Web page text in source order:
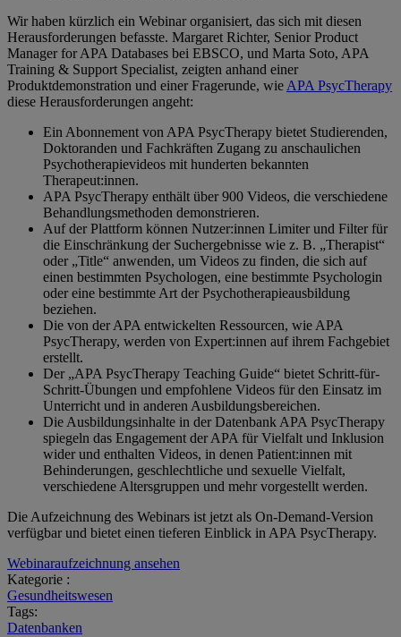
Wir haben kürzlich ein Webinar organisiert, das sich mit diesen
Herausforderungen befasste. Margaret Richter, Senior Product
Manager for APA Databases bei EBSCO, und Marta Soto, APA
Training & Support Specialist, zeigten anhand einer
Produktdemonstration und einer Fragerunde, wieAPA PsycTherapy
diese Herausforderungen angeht:
Ein Abonnement von APA PsycTherapy bietet Studierenden,
Doktoranden und Fachkräften Zugang zu anschaulichen
Psychotherapievideos mit hunderten bekannten
Therapeut:innen.
APA PsycTherapy enthält über 900 Videos, die verschiedene
Behandlungsmethoden demonstrieren.
Auf der Plattform können Nutzer:innen Limiter und Filter für
die Einschränkung der Suchergebnisse wie z. B. „Therapist“
oder „Title“ anwenden, um Videos zu finden, die sich auf
einen bestimmten Psychologen, eine bestimmte Psychologin
oder eine bestimmte Art der Psychotherapieausbildung
beziehen.
Die von der APA entwickelten Ressourcen, wie APA
PsycTherapy, werden von Expert:innen auf ihrem Fachgebiet
erstellt.
Der „APA PsycTherapy Teaching Guide“ bietet Schritt-für-
Schritt-Übungen und empfohlene Videos für den Einsatz im
Unterricht und in anderen Ausbildungsbereichen.
Die Ausbildungsinhalte in der Datenbank APA PsycTherapy
spiegeln das Engagement der APA für Vielfalt und Inklusion
wider und enthalten Videos, in denen Patient:innen mit
Behinderungen, geschlechtliche und sexuelle Vielfalt,
verschiedene Altersgruppen und mehr vorgestellt werden.
Die Aufzeichnung des Webinars ist jetzt als On-Demand-Version
verfügbar und bietet einen tieferen Einblick in APA PsycTherapy.
Webinaraufzeichnung ansehen
Kategorie :
Gesundheitswesen
Tags:
Datenbanken